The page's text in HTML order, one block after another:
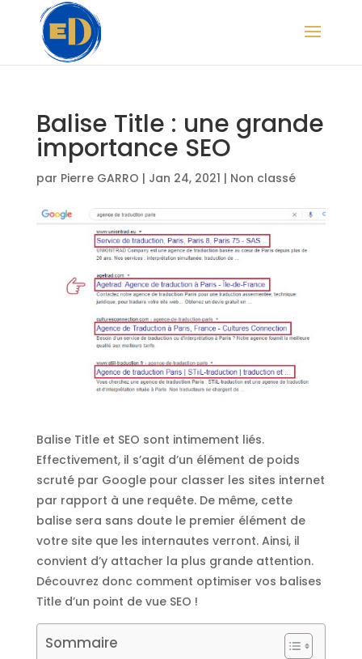
Balise Title : une grande
importance SEO
par Pierre GARRO | Jan 24, 2021 | Non classé
Balise Title et SEO sont intimement liés.
Effectivement, il s’agit d’un élément de poids
scruté par Google pour classer les sites internet
par rapport à une requête. De même, cette
balise sera sans doute le premier élément de
votre site que les internautes verront. Ainsi, il
convient d’y attacher la plus grande attention.
Découvrez donc comment optimiser vos balises
Title d’un point de vue SEO !
Sommaire